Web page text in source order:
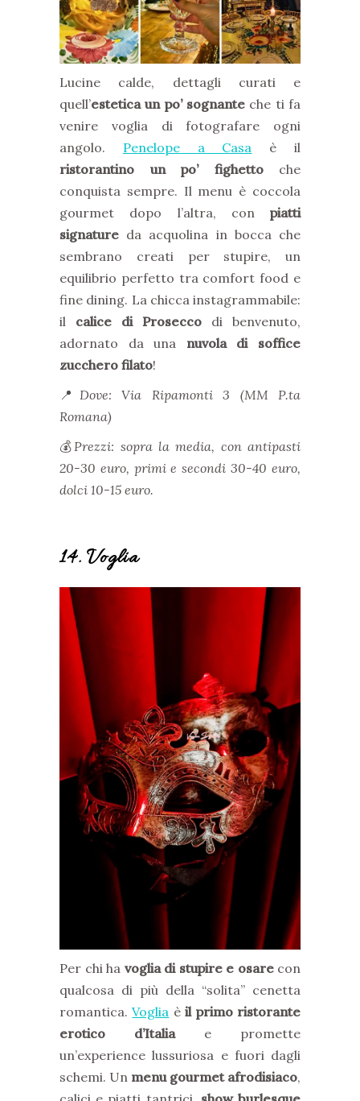
Lucine calde, dettagli curati e
quell’estetica un po’ sognante che ti fa
venire voglia di fotografare ogni
angolo. Penelope a Casa è il
ristorantino un po’ fighettoche
conquista sempre. Il menu è coccola
gourmet dopo l’altra, con piatti
signature da acquolina in bocca che
sembrano creati per stupire, un
equilibrio perfetto tra comfort food e
fine dining. La chicca instagrammabile:
il calice di Prosecco di benvenuto,
adornato da una nuvola di soffice
zucchero filato!
📍 Dove: Via Ripamonti 3 (MM P.ta
Romana)
💰 Prezzi: sopra la media, con antipasti
20-30 euro, primi e secondi 30-40 euro,
dolci 10-15 euro.
14. Voglia
Per chi ha voglia di stupire e osarecon
qualcosa di più della “solita” cenetta
romantica.Voglia èil primo ristorante
erotico d’Italiae promette
un’experience lussuriosa e fuori dagli
schemi. Un menu gourmet afrodisiaco,